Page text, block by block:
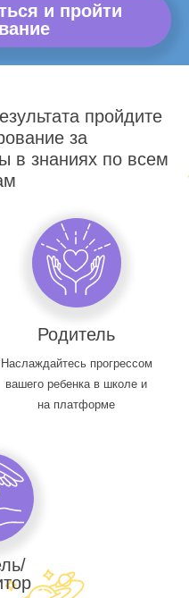
и пройти
пройдите
за
в знаниях по всем
Родитель
Наслаждайтесь прогрессом
вашего ребенка в школе и
на платформе